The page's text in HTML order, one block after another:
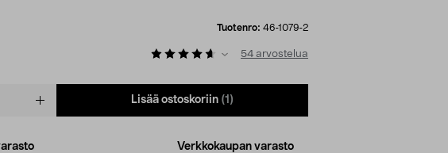
Tuotenro: 46-1079-2
54 arvostelua
Lisää ostoskoriin (1)
Verkkokaupan varasto